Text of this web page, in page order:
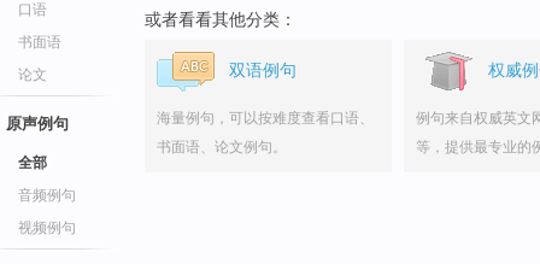
口语
书面语
论文
原声例句
全部
音频例句
视频例句
或者看看其他分类：
双语例句
海量例句，可以按难度查看口语、
书面语、论文例句。
权威
例句来自权威英文
等，提供最专业的